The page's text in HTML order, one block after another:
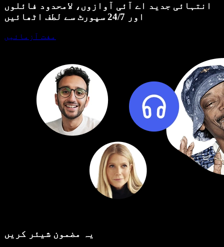
انتہائی جدید اے آئی آوازوں، لامحدود فائلوں
اور 24/7 سپورٹ سے لطف اٹھائیں
مفت آزمائیں
یہ مضمون شیئر کریں